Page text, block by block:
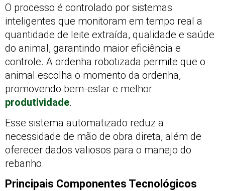
O processo é controlado por sistemas
inteligentes que monitoram em tempo real a
quantidade de leite extraída, qualidade e saúde
do animal, garantindo maior eficiência e
controle. A ordenha robotizada permite que o
animal escolha o momento da ordenha,
promovendo bem-estar e melhor
produtividade.
Esse sistema automatizado reduz a
necessidade de mão de obra direta, além de
oferecer dados valiosos para o manejo do
rebanho.
Principais Componentes Tecnológicos